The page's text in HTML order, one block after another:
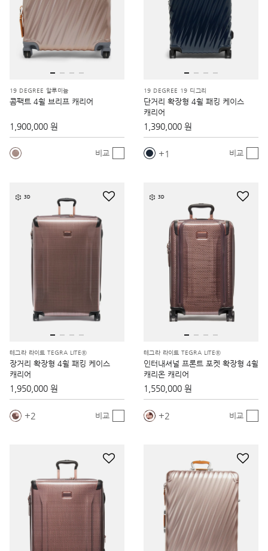
19 DEGREE 알루미늄
콤팩트 4휠 브리프 캐리어
1,900,000 원
비교
19 DEGREE 19 디그리
단거리 확장형 4휠 패킹 케이스
캐리어
1,390,000 원
1 비교
3D
테그라 라이트 TEGRA LITE®
장거리 확장형 4휠 패킹 케이스
캐리어
1,950,000 원
2 비교
3D
테그라 라이트 TEGRA LITE®
인터내셔널 프론트 포켓 확장형 4휠
캐리온 캐리어
1,550,000 원
2 비교